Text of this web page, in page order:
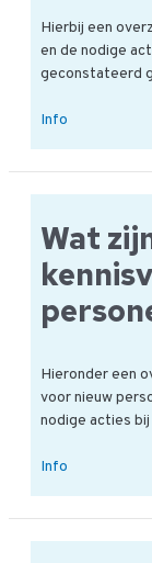
Hierbij een
en de nodige
geconstateerd
Wat
een
kledingcontrole?
Info
Wat
Hieronder een
voor nieuw
nodige acties
Wat
Info